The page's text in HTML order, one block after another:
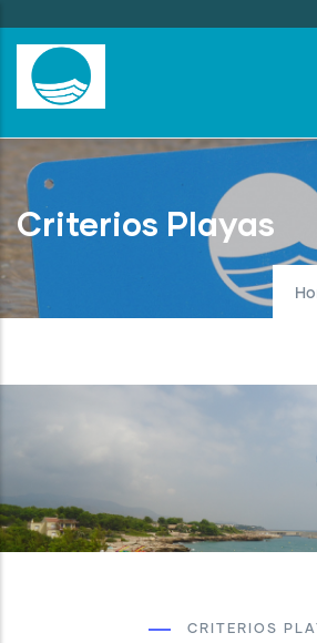
to
main
content
Criterios Playas
CRITERIOS